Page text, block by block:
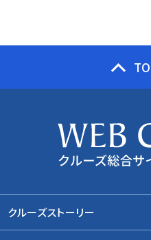
クルーズストーリー